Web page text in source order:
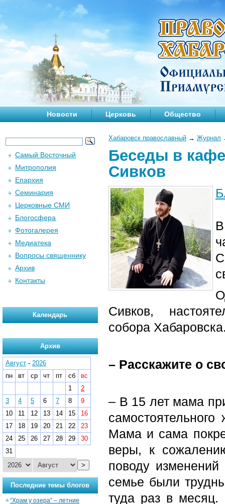
Новости Церковь Общество
Хабаровск православный → Журнал
Беседы в
Сивков
Сивков,
собора
– Расскажите о
– В 15 лет мама
Мама и сама
веры, к
поводу
семье были
туда раз в месяц.
Самый Восточный
Митрополия
Епархия
Семинария
Церковные СМИ
Блогосфера
Фотогалерея
Медиатека
Вопросы священнику
Архив
Контакты
Календарь
Архив
Август - 2026
пн
вт ср чт пт сб
вс
1
2
3
4 5 6 7 8
9
10
11 12 13 14 15
16
17
18 19 20 21 22
23
24
25 26 27 28 29
30
31
>
Последние темы блогов
“Храм у озера” – летние